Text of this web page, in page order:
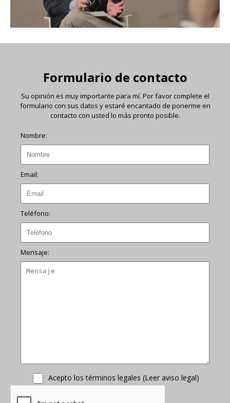
Formulario de contacto
Su opinión es muy importante para mí. Por favor complete el
formulario con sus datos y estaré encantado de ponerme en
contacto con usted lo más pronto posible.
Nombre:
Email:
Teléfono:
Mensaje:
Acepto los términos legales (Leer aviso legal)